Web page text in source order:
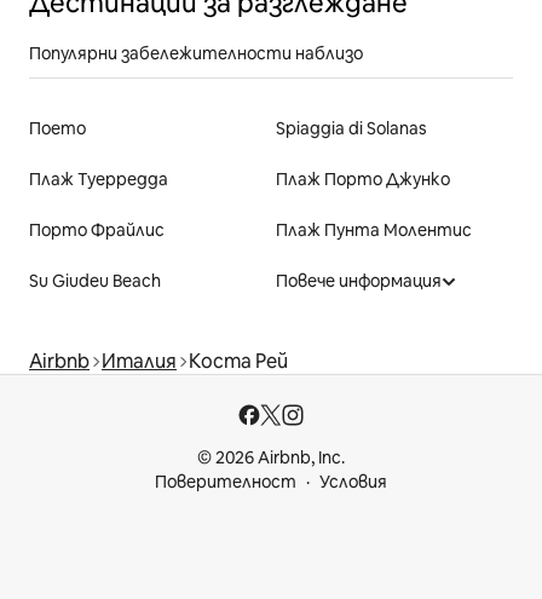
Популярни забележителности наблизо
Поето Spiaggia di Solanas
Плаж Туерредда Плаж Порто Джунко
Порто Фрайлис Плаж Пунта Молентис
Su Giudeu Beach Повече информация
Airbnb Италия Коста Рей
© 2026 Airbnb, Inc.
Поверителност
Условия